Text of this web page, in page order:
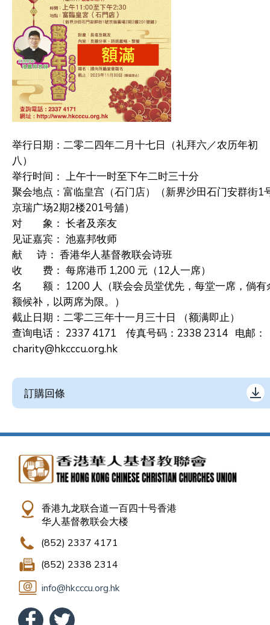
举行日期： 二零二四年二月十七日（礼拜六／农历年初
八）
举行时间： 上午十一时至下午二时三十分
聚会地点：富临皇宫（石门店）
（新界沙田石门安群街1
京瑞广场2期2楼201号舖）
对 象： 长者及亲友
见证嘉宾： 池嘉邦牧师
献
诗： 香港华人基督教联会诗班
收 费： 每席港币 1,200 元（12人一席）
名 额： 1200 人
（联会会员堂优先，每堂一席，倘有
额候补，以两席为限。）
截止日期：二零二三年十一月三十日 （额满即止）
查询电话： 2337 4171 传真号码 ： 2338 2314 电邮：
charity@hkcccu.org.hk
訂購回條
香港九龙联合道一百四十号香港
华人基督教联会大楼
(852) 2337 4171
(852) 2338 2314
info@hkcccu.org.hk